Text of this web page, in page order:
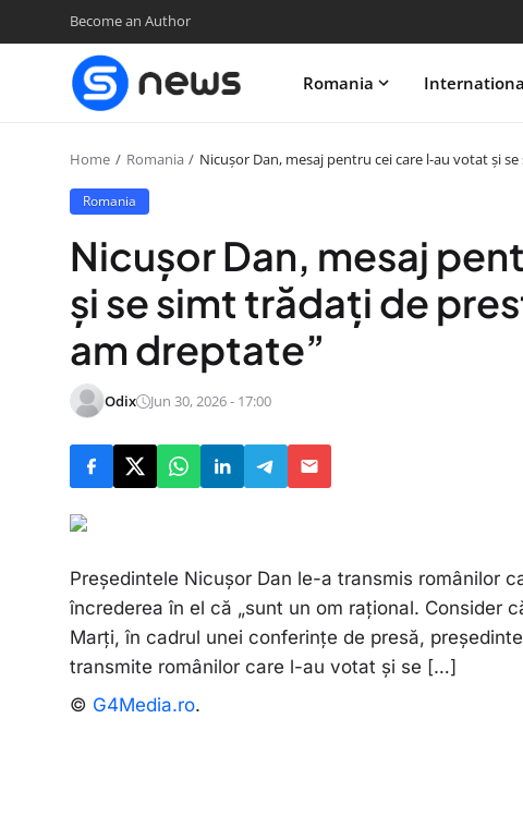
Become an Author
Romania
Home Romania Nicușor Dan, mesaj pentru cei care l-au votat și
Romania
Nicușor Dan, mesaj
și se simt trădați de
am dreptate”
Odix Jun 30, 2026 - 17:00
Președintele Nicușor Dan le-a transmis românilor
încrederea în el că „sunt un om rațional. Consider
Marți, în cadrul unei conferințe de presă,
transmite românilor care l-au votat și se […]
© G4Media.ro.